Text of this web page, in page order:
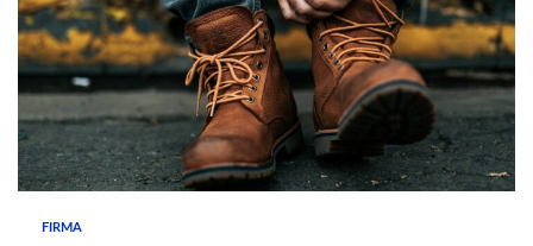
FIRMA